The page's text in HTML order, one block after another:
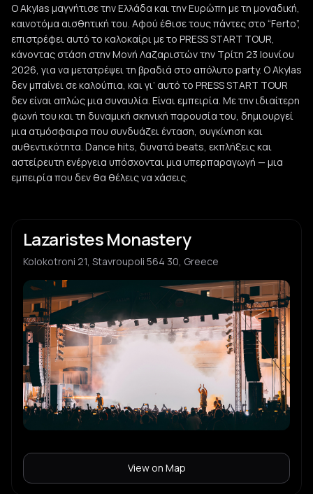
Ο Akylas μαγνήτισε την Ελλάδα και την Ευρώπη με τη μοναδική,
καινοτόμα αισθητική του. Αφού έθισε τους πάντες στο “Ferto”,
επιστρέφει αυτό το καλοκαίρι με το PRESS START TOUR,
κάνοντας στάση στην Μονή Λαζαριστών την Τρίτη 23 Ιουνίου
2026, για να μετατρέψει τη βραδιά στο απόλυτο party. Ο Akylas
δεν μπαίνει σε καλούπια, και γι’ αυτό το PRESS START TOUR
δεν είναι απλώς μια συναυλία. Είναι εμπειρία. Με την ιδιαίτερη
φωνή του και τη δυναμική σκηνική παρουσία του, δημιουργεί
μια ατμόσφαιρα που συνδυάζει ένταση, συγκίνηση και
αυθεντικότητα. Dance hits, δυνατά beats, εκπλήξεις και
αστείρευτη ενέργεια υπόσχονται μια υπερπαραγωγή — μια
εμπειρία που δεν θα θέλεις να χάσεις.
Lazaristes Monastery
Kolokotroni 21, Stavroupoli 564 30, Greece
View on Map